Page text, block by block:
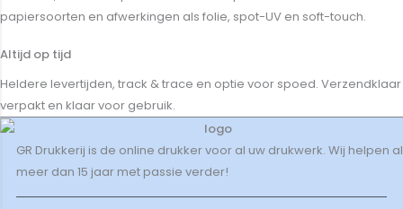
papiersoorten en afwerkingen als folie, spot-UV en soft-touch.
Altijd op tijd
Heldere levertijden, track & trace en optie voor spoed. Verzendklaar
verpakt en klaar voor gebruik.
GR Drukkerij is de online drukker voor al uw drukwerk. Wij helpen al
meer dan 15 jaar met passie verder!